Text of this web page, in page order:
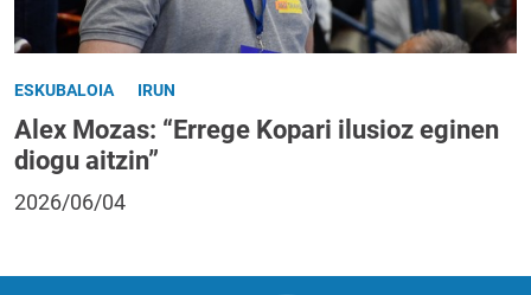
ESKUBALOIA IRUN
Alex Mozas: “Errege Kopari ilusioz eginen
diogu aitzin”
2026/06/04